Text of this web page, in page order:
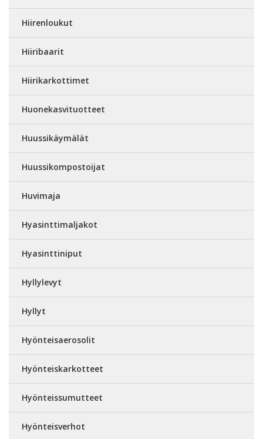
Hiirenloukut
Hiiribaarit
Hiirikarkottimet
Huonekasvituotteet
Huussikäymälät
Huussikompostoijat
Huvimaja
Hyasinttimaljakot
Hyasinttiniput
Hyllylevyt
Hyllyt
Hyönteisaerosolit
Hyönteiskarkotteet
Hyönteissumutteet
Hyönteisverhot